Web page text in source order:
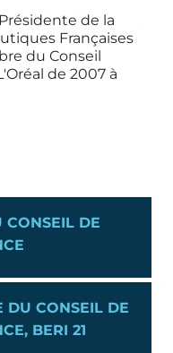
de la
Françaises
du Conseil
de 2007 à
CONSEIL DE
DU CONSEIL DE
BERI 21